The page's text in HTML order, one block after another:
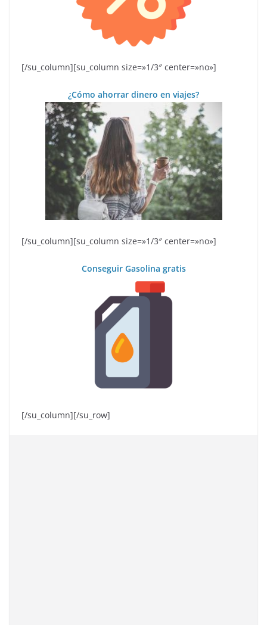
[/su_column][su_column size=»1/3″ center=»no»]
¿Cómo ahorrar dinero en viajes?
[/su_column][su_column size=»1/3″ center=»no»]
Conseguir Gasolina gratis
[/su_column][/su_row]